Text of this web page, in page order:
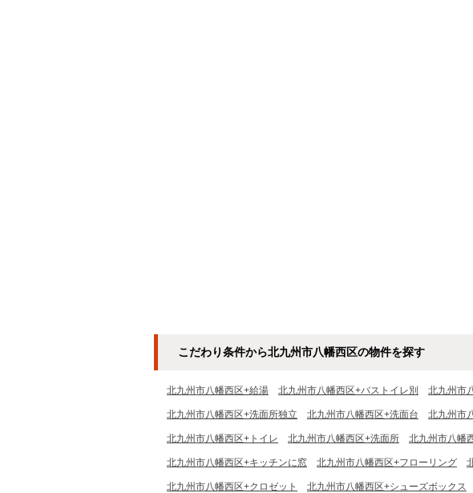
こだわり条件から北九州市八幡西区の物件を探す
北九州市八幡西区+給湯 北九州市八幡西区+バストイレ別 北九州市
北九州市八幡西区+洗面所独立 北九州市八幡西区+洗面台 北九州市
北九州市八幡西区+トイレ 北九州市八幡西区+洗面所 北九州市八幡
北九州市八幡西区+キッチンに窓 北九州市八幡西区+フローリング
北九州市八幡西区+クロゼット 北九州市八幡西区+シューズボックス